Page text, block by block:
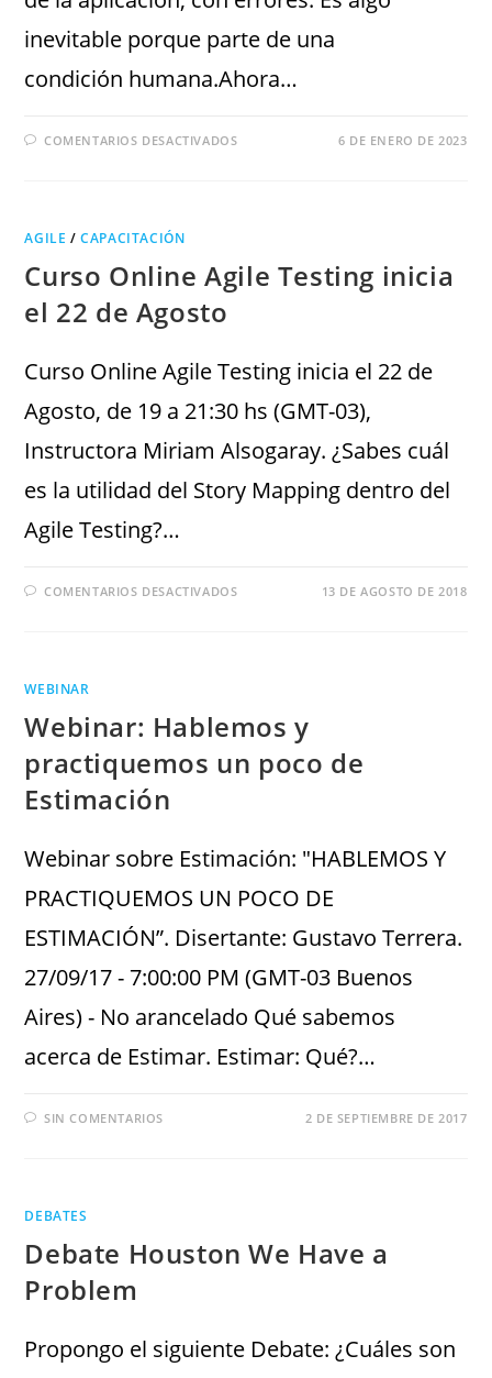
inevitable porque parte de una
condición humana.Ahora…
COMENTARIOS DESACTIVADOS 6 DE ENERO DE 2023
AGILE /CAPACITACIÓN
Curso Online Agile Testing inicia
el 22 de Agosto
Curso Online Agile Testing inicia el 22 de
Agosto, de 19 a 21:30 hs (GMT-03),
Instructora Miriam Alsogaray. ¿Sabes cuál
es la utilidad del Story Mapping dentro del
Agile Testing?…
COMENTARIOS DESACTIVADOS 13 DE AGOSTO DE 2018
WEBINAR
Webinar: Hablemos y
practiquemos un poco de
Estimación
Webinar sobre Estimación: "HABLEMOS Y
PRACTIQUEMOS UN POCO DE
ESTIMACIÓN”. Disertante: Gustavo Terrera.
27/09/17 - 7:00:00 PM (GMT-03 Buenos
Aires) - No arancelado Qué sabemos
acerca de Estimar. Estimar: Qué?…
SIN COMENTARIOS 2 DE SEPTIEMBRE DE 2017
DEBATES
Debate Houston We Have a
Problem
Propongo el siguiente Debate: ¿Cuáles son